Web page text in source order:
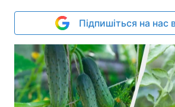
Підпишіться на нас